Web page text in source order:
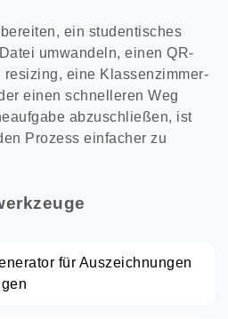
ein studentisches
umwandeln, einen QR-
eine Klassenzimmer-
einen schnelleren Weg
abzuschließen, ist
Prozess einfacher zu
für Auszeichnungen